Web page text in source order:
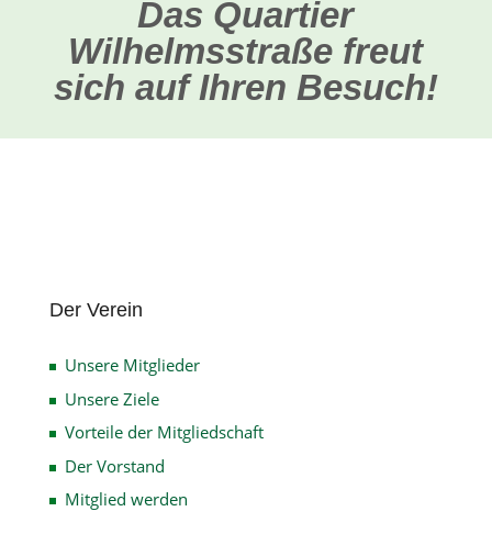
Das Quartier
Wilhelmsstraße freut
sich auf Ihren Besuch!
Der Verein
Unsere Mitglieder
Unsere Ziele
Vorteile der Mitgliedschaft
Der Vorstand
Mitglied werden